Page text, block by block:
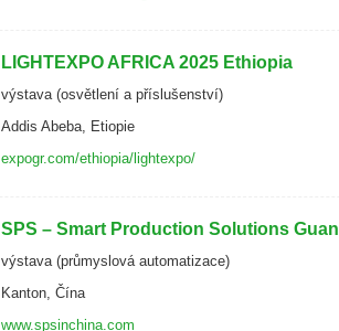
LIGHTEXPO AFRICA 2025 Ethiopia
výstava (osvětlení a příslušenství)
Addis Abeba, Etiopie
expogr.com/ethiopia/lightexpo/
SPS – Smart Production Solutions
výstava (průmyslová automatizace)
Kanton, Čína
www.spsinchina.com